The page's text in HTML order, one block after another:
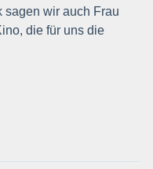
sagen wir auch Frau
die für uns die